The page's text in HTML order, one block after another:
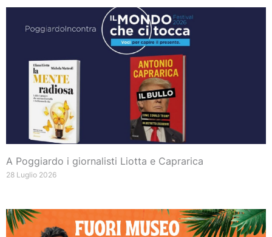
A Poggiardo i giornalisti Liotta e Caprarica
28 Luglio 2026